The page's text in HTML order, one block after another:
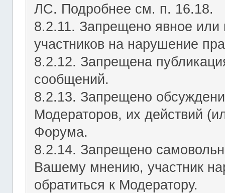
ЛС. Подробнее см. п. 16.18.
8.2.11. Запрещено явное или
участников на нарушение
8.2.12. Запрещена
сообщений.
8.2.13. Запрещено
Модераторов, их действий
Форума.
8.2.14. Запрещено
Вашему мнению, участник
обратиться к Модератору.